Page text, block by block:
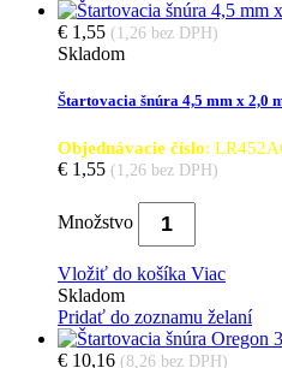
€ 1,55 (1,26 bez DPH)
Skladom
Štartovacia šnúra 4,5 mm x 2,0
Objednávacie číslo:
€ 1,55 (1,26 bez DPH)
Množstvo
Vložiť do košíka Viac
Skladom
Pridať do zoznamu želaní
€ 10,16 (8,26 bez DPH)